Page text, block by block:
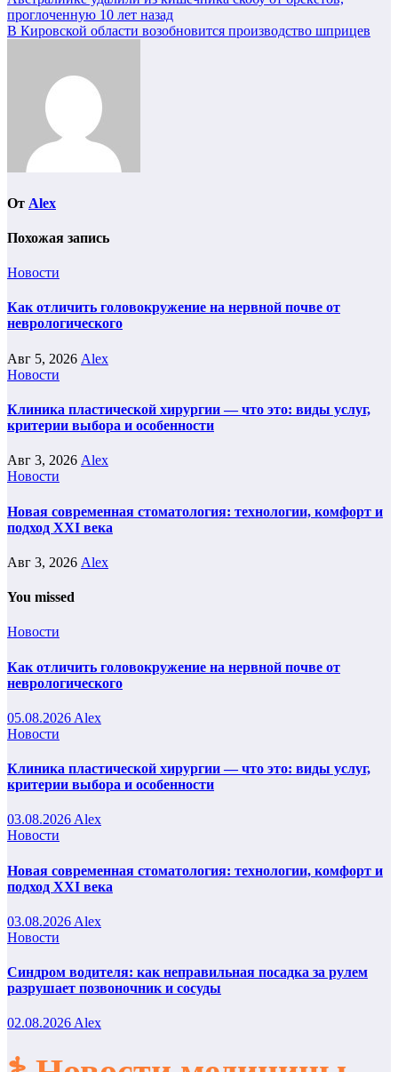
по
проглоченную 10 лет назад
В Кировской области возобновится производство шприцев
От Alex
Похожая запись
Новости
Как отличить головокружение на нервной почве от
неврологического
Авг 5, 2026 Alex
Новости
Клиника пластической хирургии — что это: виды услуг,
критерии выбора и особенности
Авг 3, 2026 Alex
Новости
Новая современная стоматология: технологии, комфорт и
подход XXI века
Авг 3, 2026 Alex
You missed
Новости
Как отличить головокружение на нервной почве от
неврологического
05.08.2026 Alex
Новости
Клиника пластической хирургии — что это: виды услуг,
критерии выбора и особенности
03.08.2026 Alex
Новости
Новая современная стоматология: технологии, комфорт и
подход XXI века
03.08.2026 Alex
Новости
Синдром водителя: как неправильная посадка за рулем
разрушает позвоночник и сосуды
02.08.2026Alex